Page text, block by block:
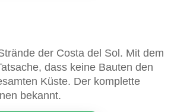
der Costa del Sol. Mit dem
dass keine Bauten den
Küste. Der komplette
bekannt.